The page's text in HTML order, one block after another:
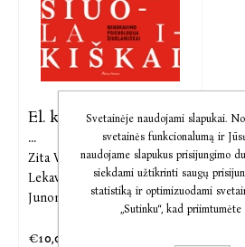
El. knyga Bendravimo
...
Zita Vasiliauskaitė,Rosita
Lekavičienė,Dalia Antinienė,
Junona Silvija Almonaitienė
€10,01
Svetainėje naudojami slapukai.
svetainės funkcionalumą ir
naudojame slapukus prisijungimo
siekdami užtikrinti saugų
statistiką ir optimizuodami
„Sutinku“, kad priimtumėte